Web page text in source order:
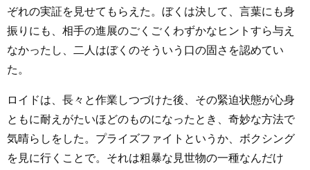
ぞれの実証を見せてもらえた。ぼくは決して、言葉にも身
振りにも、相手の進展のごくごくわずかなヒントすら与え
なかったし、二人はぼくのそういう口の固さを認めてい
た。
ロイドは、長々と作業しつづけた後、その緊迫状態が心身
ともに耐えがたいほどのものになったとき、奇妙な方法で
気晴らしをした。プライズファイトというか、ボクシング
を見に行くことで。それは粗暴な見世物の一種なんだけ